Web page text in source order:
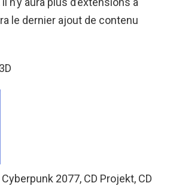
le dernier ajout de contenu
2077, CD Projekt, CD